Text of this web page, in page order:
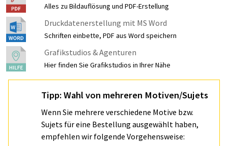
Alles zu Bildauflösung und PDF-Erstellung
Druckdatenerstellung mit MS Word
Schriften einbette, PDF aus Word speichern
Grafikstudios & Agenturen
Hier finden Sie Grafikstudios in Ihrer Nähe
Tipp: Wahl von mehreren Motiven/Sujets
Wenn Sie mehrere verschiedene Motive bzw.
Sujets für eine Bestellung ausgewählt haben,
empfehlen wir folgende Vorgehensweise: